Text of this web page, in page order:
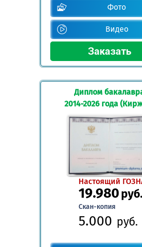
Фото
Видео
Диплом
2014-2026 года
Настоящий
19.980руб.
Скан-копия
5.000 руб.